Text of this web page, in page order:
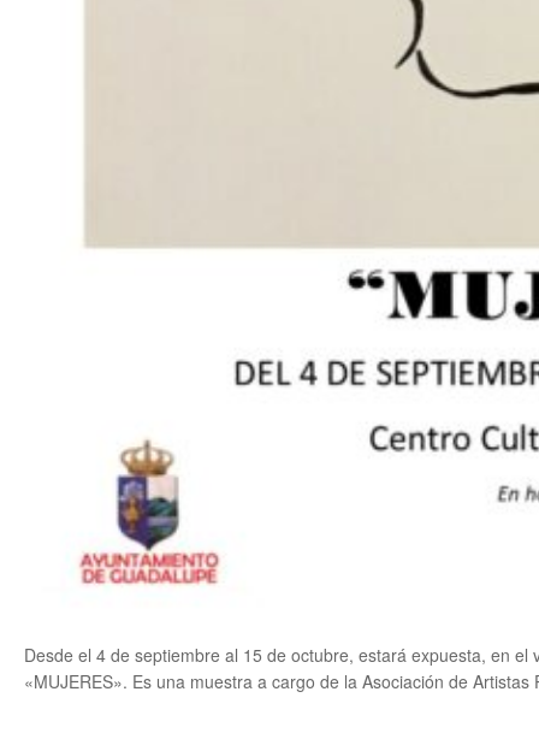
Desde el 4 de septiembre al 15 de octubre, estará expuesta, en
«MUJERES». Es una muestra a cargo de la Asociación de Artistas